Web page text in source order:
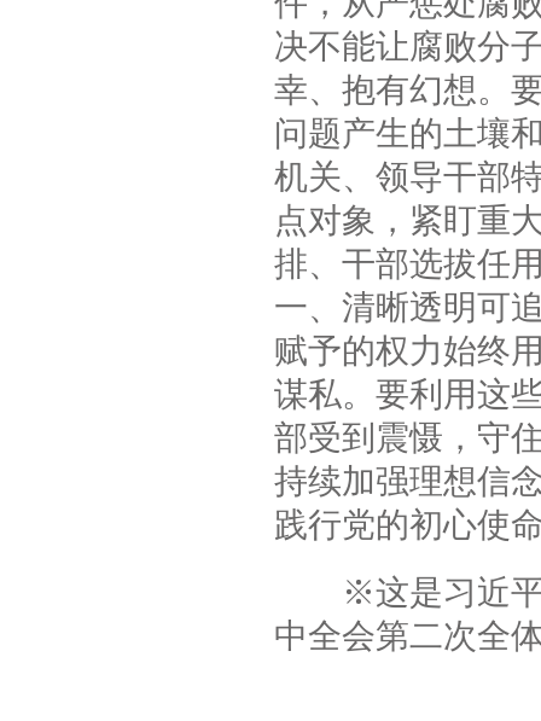
决不能让腐败分
幸、抱有幻想。
问题产生的土壤
机关、领导干部
点对象，紧盯重
排、干部选拔任
一、清晰透明可
赋予的权力始终
谋私。要利用这
部受到震慑，守
持续加强理想信
践行党的初心使
※这是习近平总
中全会第二次全